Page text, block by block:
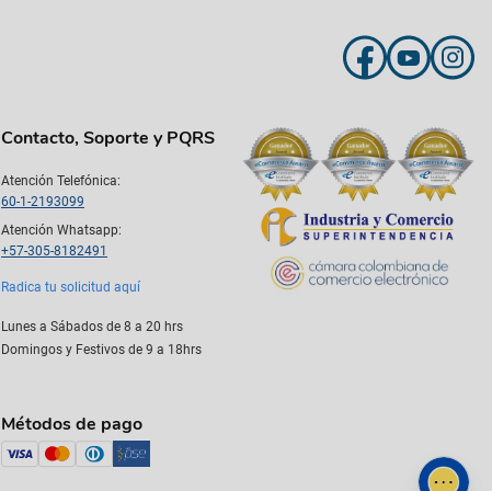
Contacto, Soporte y PQRS
Atención Telefónica:
60-1-2193099
Atención Whatsapp:
+57-305-8182491
Radica tu solicitud aquí
Lunes a Sábados de 8 a 20 hrs
Domingos y Festivos de 9 a 18hrs
Métodos de pago